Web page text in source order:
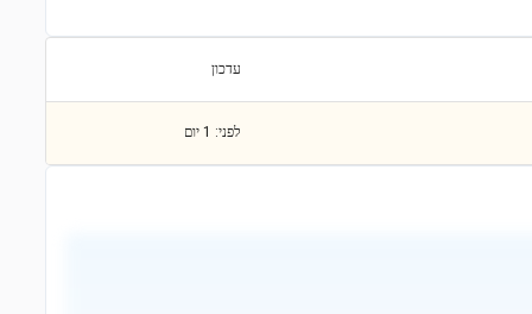
עדכון
לפני: 1 יום